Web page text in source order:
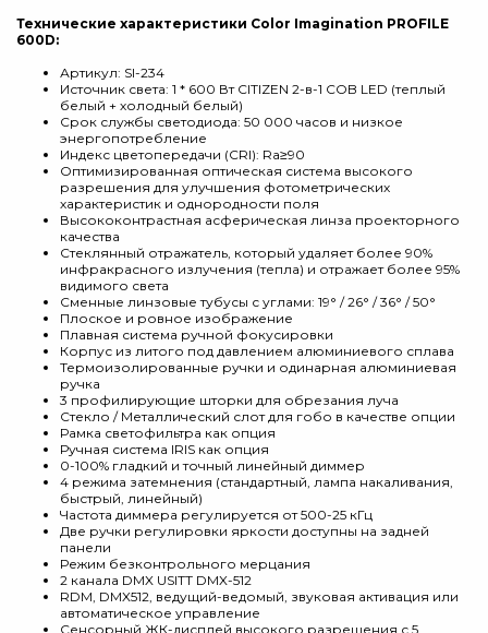
Технические характеристики Color Imagination PROFILE
600D:
Артикул: SI-234
Источник света: 1 * 600 Вт CITIZEN 2-в-1 COB LED (теплый
белый + холодный белый)
Срок службы светодиода: 50 000 часов и низкое
энергопотребление
Индекс цветопередачи (CRI): Ra≥90
Оптимизированная оптическая система высокого
разрешения для улучшения фотометрических
характеристик и однородности поля
Высококонтрастная асферическая линза проекторного
качества
Стеклянный отражатель, который удаляет более 90%
инфракрасного излучения (тепла) и отражает более 95%
видимого света
Сменные линзовые тубусы с углами: 19° / 26° / 36° / 50°
Плоское и ровное изображение
Плавная система ручной фокусировки
Корпус из литого под давлением алюминиевого сплава
Термоизолированные ручки и одинарная алюминиевая
ручка
3 профилирующие шторки для обрезания луча
Стекло / Металлический слот для гобо в качестве опции
Рамка светофильтра как опция
Ручная система IRIS как опция
0-100% гладкий и точный линейный диммер
4 режима затемнения (стандартный, лампа накаливания,
быстрый, линейный)
Частота диммера регулируется от 500-25 кГц
Две ручки регулировки яркости доступны на задней
панели
Режим безконтрольного мерцания
2 канала DMX USITT DMX-512
RDM, DMX512, ведущий-ведомый, звуковая активация или
автоматическое управление
Сенсорный ЖК-дисплей высокого разрешения с 5